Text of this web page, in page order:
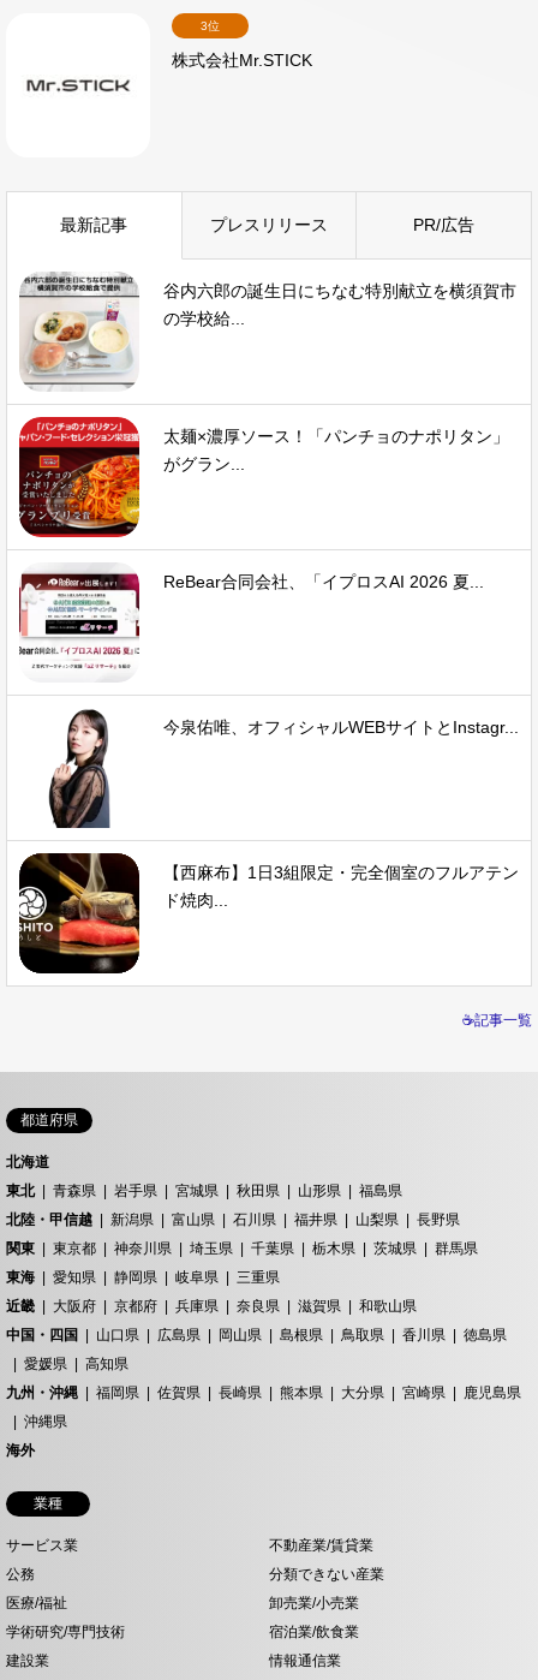
3位
株式会社Mr.STICK
最新記事 プレスリリース PR/広告
谷内六郎の誕生日にちなむ特別献立を横須賀市
の学校給...
太麺×濃厚ソース！「パンチョのナポリタン」
がグラン...
ReBear合同会社、「イプロスAI 2026 夏...
今泉佑唯、オフィシャルWEBサイトとInstagr...
【西麻布】1日3組限定・完全個室のフルアテン
ド焼肉...
☕記事一覧
都道府県
北海道
東北
青森県 岩手県 宮城県 秋田県 山形県
福島県
北陸・甲信越
新潟県 富山県 石川県 福井県 山梨県
長野県
関東
東京都 神奈川県 埼玉県 千葉県 栃木県 茨城県
群馬県
東海
愛知県 静岡県 岐阜県
三重県
近畿
大阪府 京都府 兵庫県 奈良県 滋賀県
和歌山県
中国・四国
山口県 広島県 岡山県 島根県 鳥取県 香川県
徳島県
愛媛県
高知県
九州・沖縄
福岡県 佐賀県 長崎県 熊本県 大分県 宮崎県
鹿児島県
沖縄県
海外
業種
サービス業
不動産業/賃貸業
公務
分類できない産業
医療/福祉
卸売業/小売業
学術研究/専門技術
宿泊業/飲食業
建設業
情報通信業